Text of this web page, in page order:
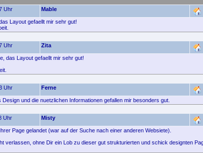
Uhr Mable
Layout gefaellt mir sehr gut!
Uhr Zita
das Layout gefaellt mir sehr gut!
Uhr Ferne
und die nuetzlichen Informationen gefallen mir besonders gut.
Uhr Misty
Page gelandet (war auf der Suche nach einer anderen Websiete).
verlassen, ohne Dir ein Lob zu dieser gut strukturierten und schick designten